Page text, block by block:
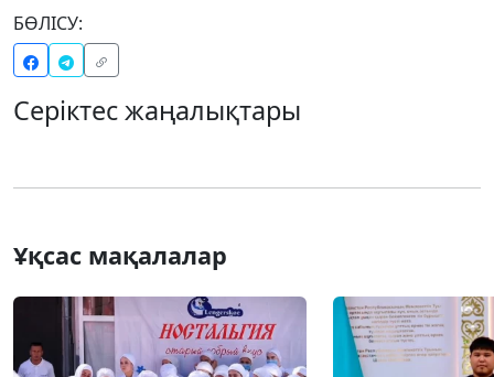
БӨЛІСУ:
Серіктес жаңалықтары
Ұқсас мақалалар